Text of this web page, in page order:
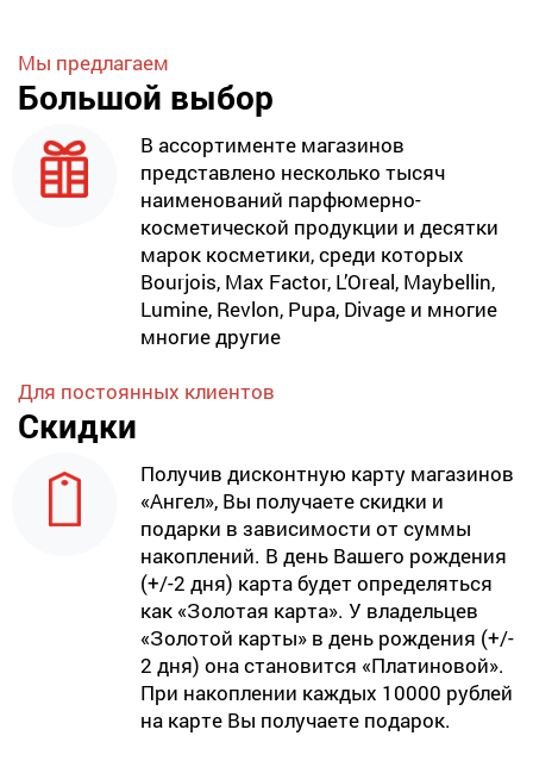
Мы предлагаем
Большой выбор
В ассортименте магазинов
представлено несколько тысяч
наименований парфюмерно-
косметической продукции и десятки
марок косметики, среди которых
Bourjois, Max Factor, L’Oreal, Maybellin,
Lumine, Revlon, Pupa, Divage и многие
многие другие
Для постоянных клиентов
Скидки
Получив дисконтную карту магазинов
«Ангел», Вы получаете скидки и
подарки в зависимости от суммы
накоплений. В день Вашего рождения
(+/-2 дня) карта будет определяться
как «Золотая карта». У владельцев
«Золотой карты» в день рождения (+/-
2 дня) она становится «Платиновой».
При накоплении каждых 10000 рублей
на карте Вы получаете подарок.